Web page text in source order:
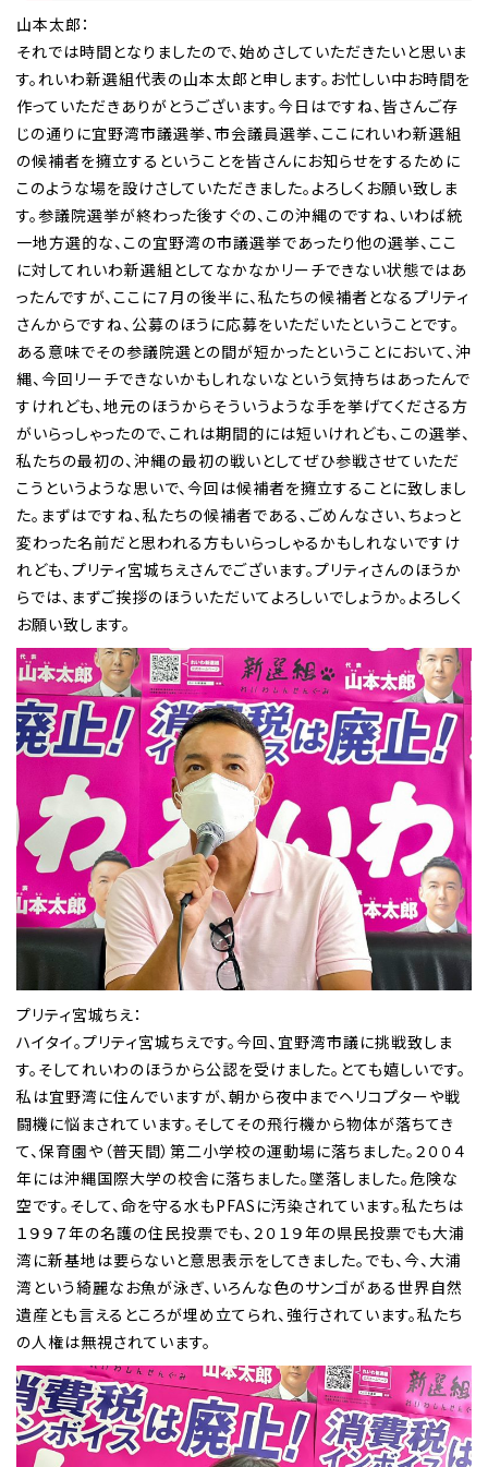
山本太郎：
それでは時間となりましたので、始めさしていただきたいと思いま
す。れいわ新選組代表の山本太郎と申します。お忙しい中お時間を
作っていただきありがとうございます。今日はですね、皆さんご存
じの通りに宜野湾市議選挙、市会議員選挙、ここにれいわ新選組
の候補者を擁立するということを皆さんにお知らせをするために
このような場を設けさしていただきました。よろしくお願い致しま
す。参議院選挙が終わった後すぐの、この沖縄のですね、いわば統
一地方選的な、この宜野湾の市議選挙であったり他の選挙、ここ
に対してれいわ新選組としてなかなかリーチできない状態ではあ
ったんですが、ここに７月の後半に、私たちの候補者となるプリティ
さんからですね、公募のほうに応募をいただいたということです。
ある意味でその参議院選との間が短かったということにおいて、沖
縄、今回リーチできないかもしれないなという気持ちはあったんで
すけれども、地元のほうからそういうような手を挙げてくださる方
がいらっしゃったので、これは期間的には短いけれども、この選挙、
私たちの最初の、沖縄の最初の戦いとしてぜひ参戦させていただ
こうというような思いで、今回は候補者を擁立することに致しまし
た。まずはですね、私たちの候補者である、ごめんなさい、ちょっと
変わった名前だと思われる方もいらっしゃるかもしれないですけ
れども、プリティ宮城ちえさんでございます。プリティさんのほうか
らでは、まずご挨拶のほういただいてよろしいでしょうか。よろしく
お願い致します。
プリティ宮城ちえ：
ハイタイ。プリティ宮城ちえです。今回、宜野湾市議に挑戦致しま
す。そしてれいわのほうから公認を受けました。とても嬉しいです。
私は宜野湾に住んでいますが、朝から夜中までヘリコプターや戦
闘機に悩まされています。そしてその飛行機から物体が落ちてき
て、保育園や（普天間）第二小学校の運動場に落ちました。２００４
年には沖縄国際大学の校舎に落ちました。墜落しました。危険な
空です。そして、命を守る水もPFASに汚染されています。私たちは
１９９７年の名護の住民投票でも、２０１９年の県民投票でも大浦
湾に新基地は要らないと意思表示をしてきました。でも、今、大浦
湾という綺麗なお魚が泳ぎ、いろんな色のサンゴがある世界自然
遺産とも言えるところが埋め立てられ、強行されています。私たち
の人権は無視されています。